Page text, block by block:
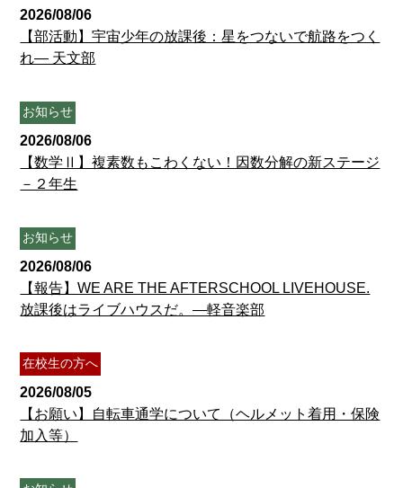
2026/08/06
【部活動】宇宙少年の放課後：星をつないで航路をつく
れ― 天文部
お知らせ
2026/08/06
【数学Ⅱ】複素数もこわくない！因数分解の新ステージ
－２年生
お知らせ
2026/08/06
【報告】WE ARE THE AFTERSCHOOL LIVEHOUSE.
放課後はライブハウスだ。―軽音楽部
在校生の方へ
2026/08/05
【お願い】自転車通学について（ヘルメット着用・保険
加入等）